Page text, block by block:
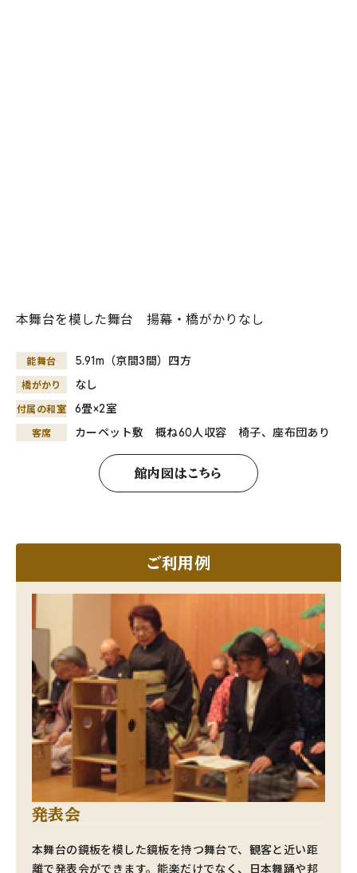
本舞台を模した舞台 揚幕・橋がかりなし
能舞台 5.91m（京間3間）四方
橋がかり なし
付属の和室 6畳×2室
客席 カーペット敷 概ね60人収容 椅子、座布団あり
館内図はこちら
ご利用例
発表会
本舞台の鏡板を模した鏡板を持つ舞台で、観客と近い距
離で発表会ができます。能楽だけでなく、日本舞踊や邦